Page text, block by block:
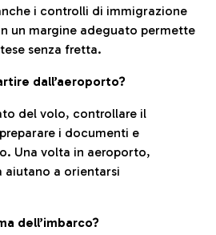
i controlli di immigrazione
un margine adeguato permette
senza fretta.
dall’aeroporto?
del volo, controllare il
i documenti e
Una volta in aeroporto,
aiutano a orientarsi
dell’imbarco?